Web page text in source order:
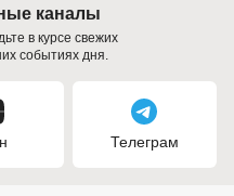
каналы
в курсе свежих
событиях дня.
Телеграм